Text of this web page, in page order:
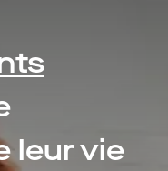
leur vie